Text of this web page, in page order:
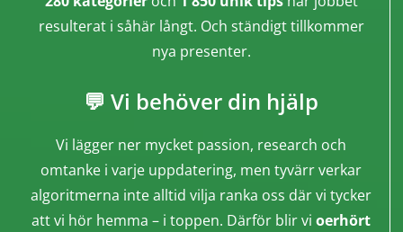
resulterat i såhär långt. Och ständigt tillkommer
nya presenter.
💬 Vi behöver din hjälp
Vi lägger ner mycket passion, research och
omtanke i varje uppdatering, men tyvärr verkar
algoritmerna inte alltid vilja ranka oss där vi tycker
att vi hör hemma – i toppen. Därför blir vi oerhört